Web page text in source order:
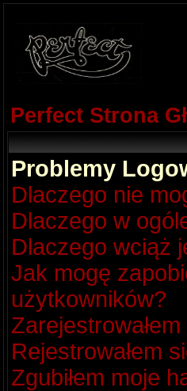
Perfect Strona
Problemy
Dlaczego nie
Dlaczego w
Dlaczego wciąż
Jak mogę
użytkowników?
Rejestrowałem
Zgubiłem moje